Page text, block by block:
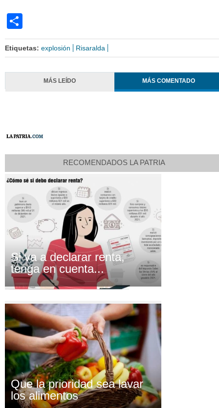
Etiquetas: explosión Risaralda
MÁS LEÍDO MÁS COMENTADO
RECOMENDADOS LA PATRIA
Si va a declarar renta,
tenga en cuenta...
Que la prioridad sea lavar
los alimentos